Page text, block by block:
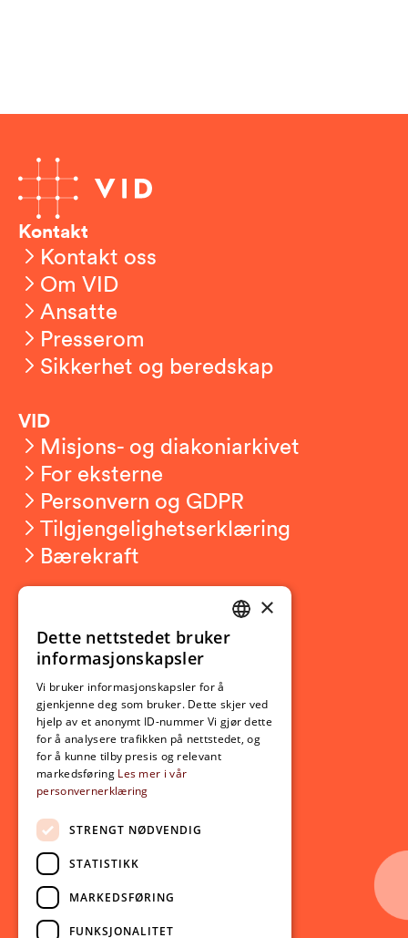
Kontakt
Kontakt oss
Om VID
Ansatte
Presserom
Sikkerhet og beredskap
VID
Misjons- og diakoniarkivet
For eksterne
Personvern og GDPR
Tilgjengelighetserklæring
Bærekraft
Ny student
Utveksling
Opptak
Lov- og regelverk
Aktuelt
Nyheter
Arrangementer
Nyhetsbrev
Ledige stillinger
Følg oss på sosiale medier:
Facebook
NORWEGIAN
×
Dette nettstedet bruker
informasjonskapsler
Vi bruker informasjonskapsler for å
gjenkjenne deg som bruker. Dette skjer ved
hjelp av et anonymt ID-nummer Vi gjør dette
for å analysere trafikken på nettstedet, og
for å kunne tilby presis og relevant
markedsføring Les mer i vår
personvernerklæring
STRENGT NØDVENDIG
STATISTIKK
MARKEDSFØRING
FUNKSJONALITET